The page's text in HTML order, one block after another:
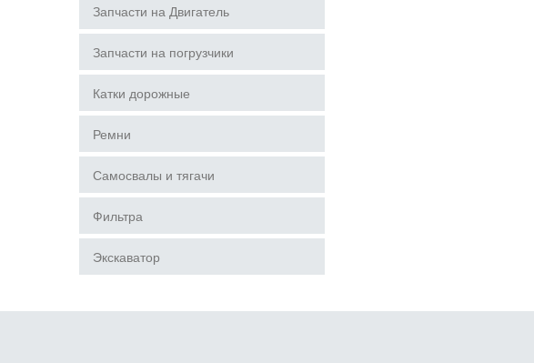
Запчасти на Двигатель
Запчасти на погрузчики
Катки дорожные
Ремни
Самосвалы и тягачи
Фильтра
Экскаватор